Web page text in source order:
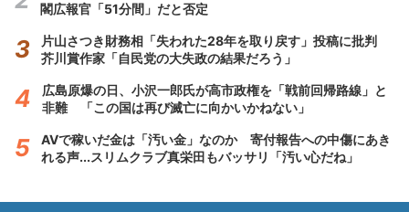
閣広報官「51分間」だと否定
片山さつき財務相「失われた28年を取り戻す」投稿に批判
芥川賞作家「自民党の大失政の結果だろう」
広島原爆の日、小沢一郎氏が高市政権を「戦前回帰路線」と
非難 「この国は再び滅亡に向かいかねない」
AVで稼いだ金は「汚い金」なのか 寄付報告への中傷にあき
れる声...スリムクラブ真栄田もバッサリ「汚い心だね」